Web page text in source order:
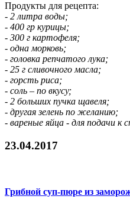
Продукты для рецепта:
- 2 литра воды;
- 400 гр курицы;
- 300 г картофеля;
- одна морковь;
- головка репчатого лука;
- 25 г сливочного масла;
- горсть риса;
- соль – по вкусу;
- 2 больших пучка щавеля;
- другая зелень по желанию;
- вареные яйца - для подачи к
23.04.2017
Грибной суп-пюре из